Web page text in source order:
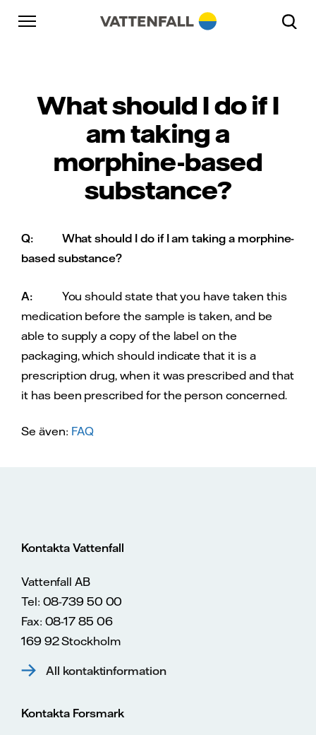
Skip to content
Gå till huvudnavigeringen
Gå till sidfoten
What should I do if I
am taking a
morphine-based
substance?
Q:
What should I do if I am taking a morphine-
based substance?
A:
You should state that you have taken this
medication before the sample is taken, and be
able to supply a copy of the label on the
packaging, which should indicate that it is a
prescription drug, when it was prescribed and that
it has been prescribed for the person concerned.
Se även: FAQ
Gå till huvudnavigeringen
Kontakta Vattenfall
Vattenfall AB
Tel: 08-739 50 00
Fax: 08-17 85 06
169 92 Stockholm
All kontaktinformation
Kontakta Forsmark